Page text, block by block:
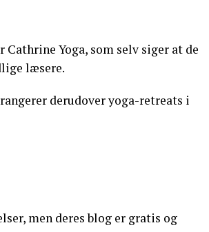
Yoga, som selv siger at de
læsere.
derudover yoga-retreats i
men deres blog er gratis og